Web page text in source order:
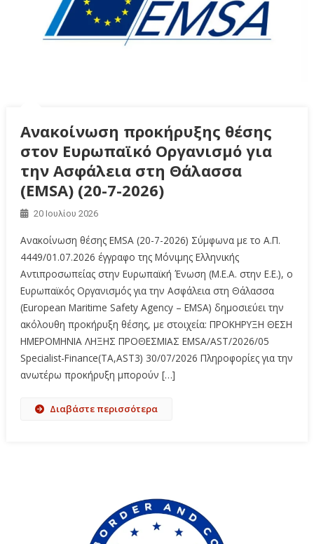
Ανακοίνωση προκήρυξης θέσης
στον Ευρωπαϊκό Οργανισμό για
την Ασφάλεια στη Θάλασσα
(EMSA) (20-7-2026)
20 Ιουλίου 2026
Ανακοίνωση θέσης EMSA (20-7-2026) Σύμφωνα με το Α.Π.
4449/01.07.2026 έγγραφο της Μόνιμης Ελληνικής
Αντιπροσωπείας στην Ευρωπαϊκή Ένωση (Μ.Ε.Α. στην Ε.Ε.), ο
Ευρωπαϊκός Οργανισμός για την Ασφάλεια στη Θάλασσα
(European Maritime Safety Agency – EMSA) δημοσιεύει την
ακόλουθη προκήρυξη θέσης, με στοιχεία: ΠΡΟΚΗΡΥΞΗ ΘΕΣΗ
ΗΜΕΡΟΜΗΝΙΑ ΛΗΞΗΣ ΠΡΟΘΕΣΜΙΑΣ EMSA/AST/2026/05
Specialist-Finance(TΑ,AST3) 30/07/2026 Πληροφορίες για την
ανωτέρω προκήρυξη μπορούν […]
Διαβάστε περισσότερα